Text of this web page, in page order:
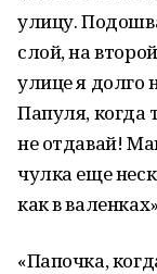
улицу.
слой, на
улице я долго
Папуля, когда
не отдавай!
чулка еще
как в
«Папочка,